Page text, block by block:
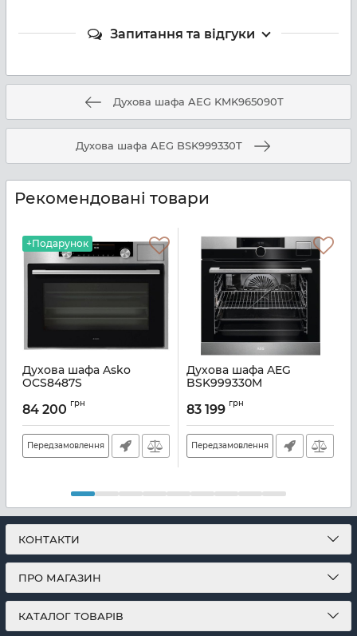
Запитання та відгуки
Духова шафа AEG KMK965090T
Духова шафа AEG BSK999330T
Рекомендовані товари
+Подарунок
Духова шафа Asko
OCS8487S
84 200 грн
Передзамовлення
Духова шафа AEG
BSK999330M
83 199 грн
Передзамовлення
КОНТАКТИ
ПРО МАГАЗИН
КАТАЛОГ ТОВАРІВ